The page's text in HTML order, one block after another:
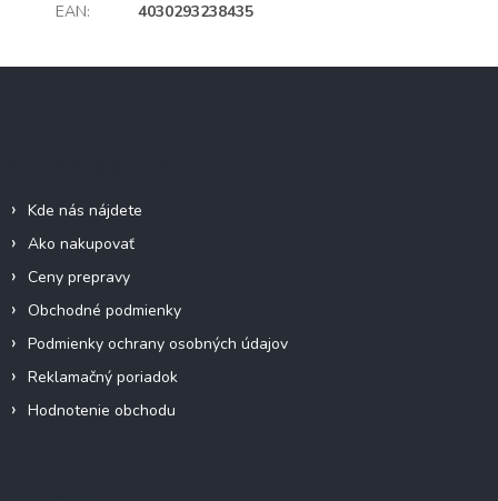
EAN: 4030293238435
Kde nás nájdete
Ako nakupovať
Ceny prepravy
Obchodné podmienky
Podmienky ochrany osobných údajov
Reklamačný poriadok
Hodnotenie obchodu